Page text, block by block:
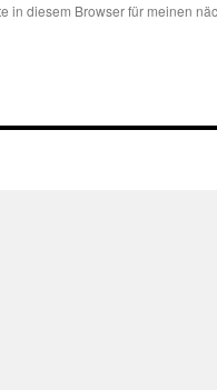
in diesem Browser für meinen